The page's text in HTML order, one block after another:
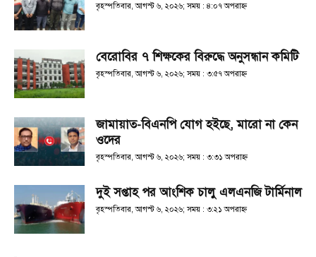
বৃহস্পতিবার, আগস্ট ৬, ২০২৬; সময় : ৪:০৭ অপরাহ্ণ
বেরোবির ৭ শিক্ষকের বিরুদ্ধে অনুসন্ধান কমিটি
বৃহস্পতিবার, আগস্ট ৬, ২০২৬; সময় : ৩:৫৭ অপরাহ্ণ
জামায়াত-বিএনপি যোগ হইছে, মারো না কেন
ওদের
বৃহস্পতিবার, আগস্ট ৬, ২০২৬; সময় : ৩:৩১ অপরাহ্ণ
দুই সপ্তাহ পর আংশিক চালু এলএনজি টার্মিনাল
বৃহস্পতিবার, আগস্ট ৬, ২০২৬; সময় : ৩:২১ অপরাহ্ণ